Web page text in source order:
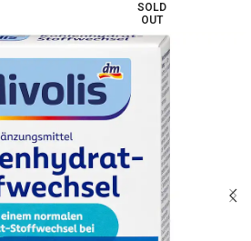
SOLD
OUT